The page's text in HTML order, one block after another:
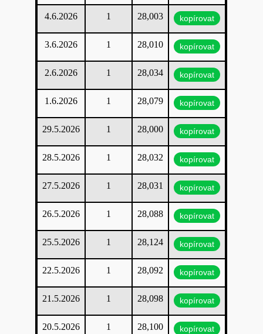
4.6.2026 1 28,003 kopírovat
3.6.2026 1 28,010 kopírovat
2.6.2026 1 28,034 kopírovat
1.6.2026 1 28,079 kopírovat
29.5.2026 1 28,000 kopírovat
28.5.2026 1 28,032 kopírovat
27.5.2026 1 28,031 kopírovat
26.5.2026 1 28,088 kopírovat
25.5.2026 1 28,124 kopírovat
22.5.2026 1 28,092 kopírovat
21.5.2026 1 28,098 kopírovat
20.5.2026 1 28,100 kopírovat